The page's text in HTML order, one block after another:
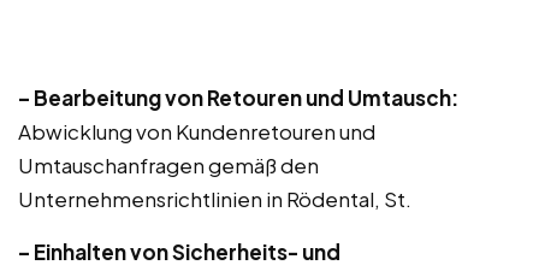
– Bearbeitung von Retouren und Umtausch:
Abwicklung von Kundenretouren und
Umtauschanfragen gemäß den
Unternehmensrichtlinien in Rödental, St.
– Einhalten von Sicherheits- und